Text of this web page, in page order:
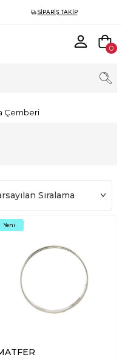
SIPARIŞ TAKIP
0
Çemberi
Yeni